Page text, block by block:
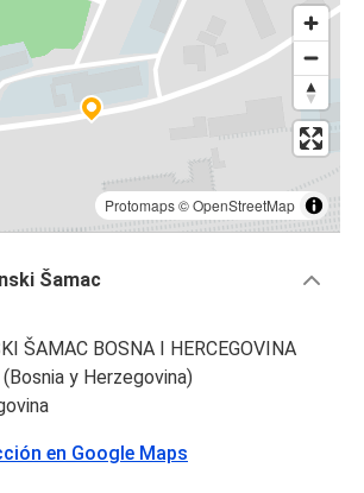
Protomaps©OpenStreetMap
Šamac
ŠAMAC BOSNA I HERCEGOVINA
y Herzegovina)
en Google Maps